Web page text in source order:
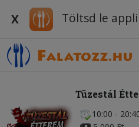
X Töltsd le
Tüzestál
10:00 -